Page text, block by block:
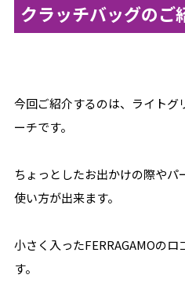
クラッチバッグのご
今回ご紹介するのは、ライトグ
ーチです。
ちょっとしたお出かけの際やパ
使い方が出来ます。
小さく入ったFERRAGAMOの
す。